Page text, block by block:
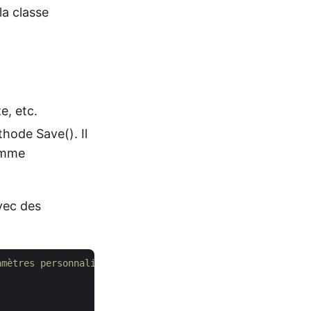
classe
etc.
Save(). Il
des
personnalisés.